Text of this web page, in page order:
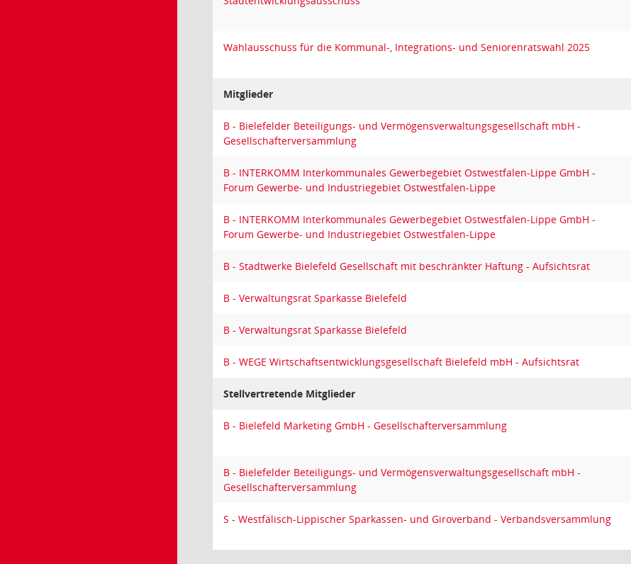
Wahlausschuss für die Kommunal-, Integrations- und Seniorenratswahl 2025
Mitglieder
B - Bielefelder Beteiligungs- und Vermögensverwaltungsgesellschaft mbH -
Gesellschafterversammlung
B - INTERKOMM Interkommunales Gewerbegebiet Ostwestfalen-Lippe GmbH -
Forum Gewerbe- und Industriegebiet Ostwestfalen-Lippe
B - INTERKOMM Interkommunales Gewerbegebiet Ostwestfalen-Lippe GmbH -
Forum Gewerbe- und Industriegebiet Ostwestfalen-Lippe
B - Stadtwerke Bielefeld Gesellschaft mit beschränkter Haftung - Aufsichtsrat
B - Verwaltungsrat Sparkasse Bielefeld
B - Verwaltungsrat Sparkasse Bielefeld
B - WEGE Wirtschaftsentwicklungsgesellschaft Bielefeld mbH - Aufsichtsrat
Stellvertretende Mitglieder
B - Bielefeld Marketing GmbH - Gesellschafterversammlung
B - Bielefelder Beteiligungs- und Vermögensverwaltungsgesellschaft mbH -
Gesellschafterversammlung
S - Westfälisch-Lippischer Sparkassen- und Giroverband - Verbandsversammlung